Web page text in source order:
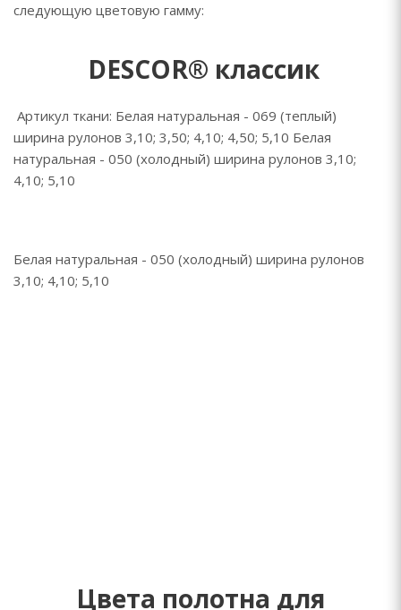
следующую цветовую гамму:
DESCOR® классик
Артикул ткани: Белая натуральная - 069 (теплый)
ширина рулонов 3,10; 3,50; 4,10; 4,50; 5,10 Белая
натуральная - 050 (холодный) ширина рулонов 3,10;
4,10; 5,10
Белая натуральная - 050 (холодный) ширина рулонов
3,10; 4,10; 5,10
Цвета полотна для